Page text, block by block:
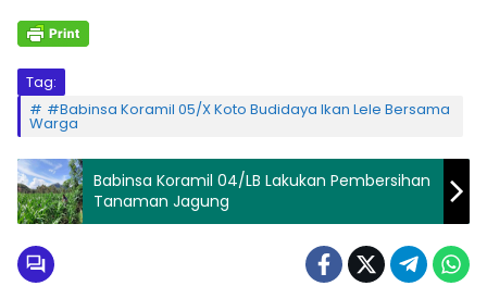
Tag:
#Babinsa Koramil 05/X Koto Budidaya Ikan Lele Bersama
Warga
Babinsa Koramil 04/LB Lakukan Pembersihan
Tanaman Jagung